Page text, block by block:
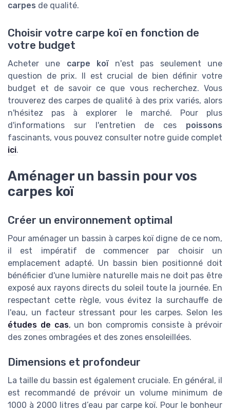
carpes de qualité.
Choisir votre carpe koï en fonction de
votre budget
Acheter une carpe koïn'est pas seulement une
question de prix. Il est crucial de bien définir votre
budget et de savoir ce que vous recherchez. Vous
trouverez des carpes de qualité à des prix variés, alors
n'hésitez pas à explorer le marché. Pour plus
d'informations sur l'entretien de ces poissons
fascinants, vous pouvez consulter notre guide complet
ici.
Aménager un bassin pour vos
carpes koï
Créer un environnement optimal
Pour aménager un bassin à carpes koï digne de ce nom,
il est impératif de commencer par choisir un
emplacement adapté. Un bassin bien positionné doit
bénéficier d'une lumière naturelle mais ne doit pas être
exposé aux rayons directs du soleil toute la journée. En
respectant cette règle, vous évitez la surchauffe de
l'eau, un facteur stressant pour les carpes. Selon les
études de cas, un bon compromis consiste à prévoir
des zones ombragées et des zones ensoleillées.
Dimensions et profondeur
La taille du bassin est également cruciale. En général, il
est recommandé de prévoir un volume minimum de
1000 à 2000 litres d’eau par carpe koï. Pour le bonheur